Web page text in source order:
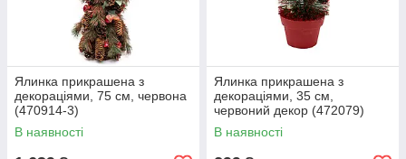
Ялинка прикрашена з
декораціями, 75 см, червона
(470914-3)
В наявності
Ялинка прикрашена з
декораціями, 35 см,
червоний декор (472079)
В наявності